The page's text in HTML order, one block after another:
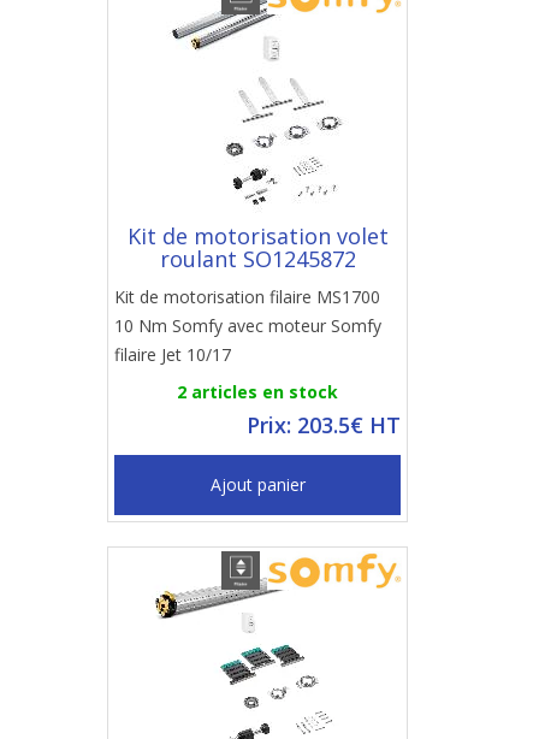
Kit de motorisation volet
roulant SO1245872
Kit de motorisation filaire MS1700
10 Nm Somfy avec moteur Somfy
filaire Jet 10/17
2 articles en stock
Prix: 203.5€ HT
Ajout panier